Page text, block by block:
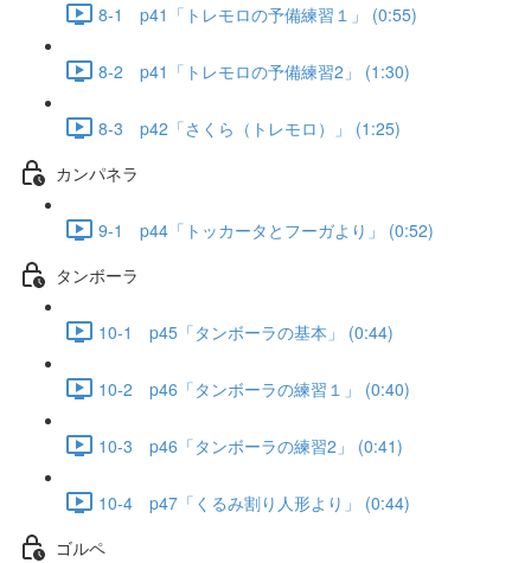
8-1 p41「トレモロの予備練習１」 (0:55)
8-2 p41「トレモロの予備練習2」 (1:30)
8-3 p42「さくら（トレモロ）」 (1:25)
カンパネラ
9-1 p44「トッカータとフーガより」 (0:52)
タンボーラ
10-1 p45「タンボーラの基本」 (0:44)
10-2 p46「タンボーラの練習１」 (0:40)
10-3 p46「タンボーラの練習2」 (0:41)
10-4 p47「くるみ割り人形より」 (0:44)
ゴルペ